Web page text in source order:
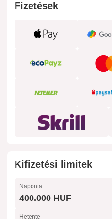
Fizetések
Kifizetési limitek
Naponta
400.000 HUF
Hetente